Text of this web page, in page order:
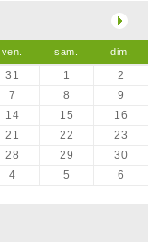
ven. sam. dim.
31 1
2
7 8
9
14 15
16
21 22
23
28 29
30
4 5 6